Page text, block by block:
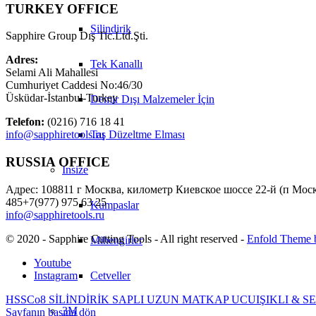
Silindirik
Tek Kanallı
Demir Dışı Malzemeler İçin
Taş Düzeltme Elması
Insize
Kumpaslar
Mihengirler
Cetveller
3M
TURKEY OFFICE
Sapphire Group Dış Tic.Ltd.Şti.
Adres:
Selami Ali Mahallesi
Cumhuriyet Caddesi No:46/30
Üsküdar-İstanbul-Turkey
Telefon: (0216) 716 18 41
info@sapphiretools.ru
RUSSIA OFFICE
Адрес: 108811 г Москва, километр Киевское шоссе 22-й (п
485+7(977) 975 63 25
info@sapphiretools.ru
© 2020 - Sapphire Cutting Tools - All right reserved - Enfold Theme
Youtube
Instagram
HSSCo8 SİLİNDİRİK SAPLI UZUN MATKAP UCUIŞIKLI &
Sayfanın başına dön